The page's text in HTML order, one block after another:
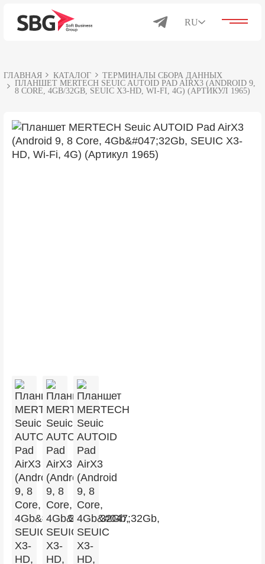
RU
Решения для бизнеса
Каталог
ГЛАВНАЯ КАТАЛОГ
ТЕРМИНАЛЫ СБОРА ДАННЫХ
ПЛАНШЕТ MERTECH SEUIC AUTOID PAD AIRX3 (ANDROID 9,
8 CORE, 4GB/32GB, SEUIC X3-HD, WI-FI, 4G) (АРТИКУЛ 1965)